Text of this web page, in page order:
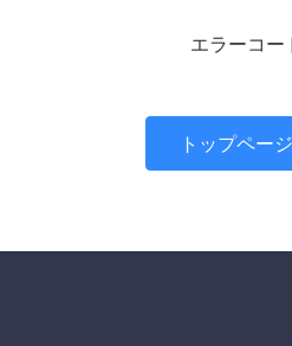
エラーコー
トップペー